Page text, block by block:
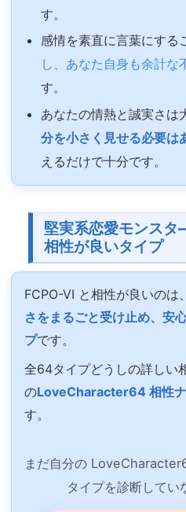
す。
感情を素直に言葉にする
し、あなた自身も余計な
す。
あなたの情熱と誠実さは
分を小さく見せる必要は
えるだけで十分です。
堅実系恋愛モンス
相性が良いタイプ
FCPO-VI と相性が良いのは、
さをまるごと受け止め、安
プです。
全64タイプどうしの詳しい
のLoveCharacter64 相性
す。
まだ自分の
タイプを診断してい